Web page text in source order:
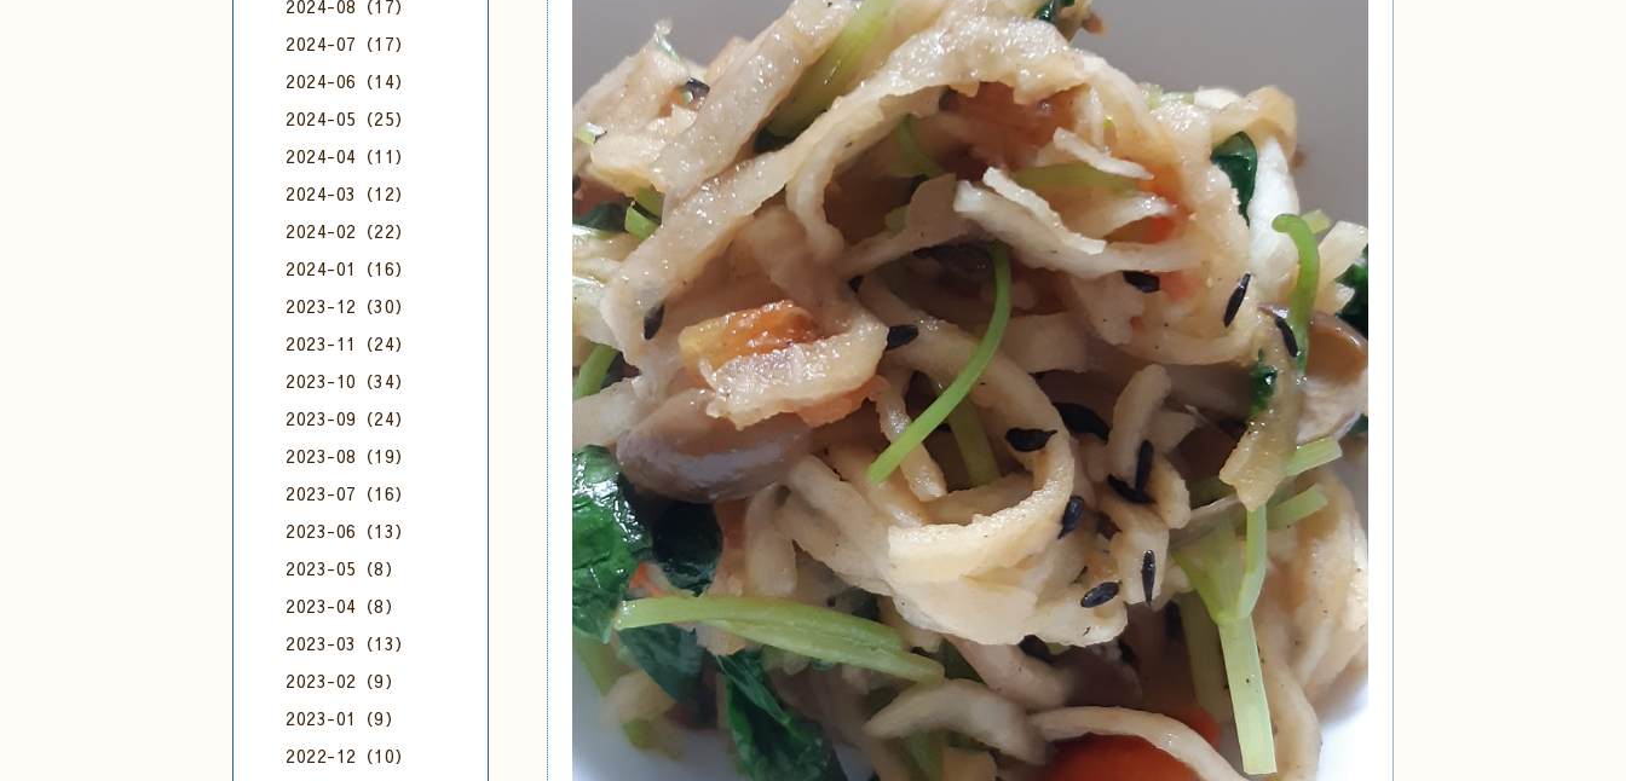
2024-08（17）
2024-07（17）
2024-06（14）
2024-05（25）
2024-04（11）
2024-03（12）
2024-02（22）
2024-01（16）
2023-12（30）
2023-11（24）
2023-10（34）
2023-09（24）
2023-08（19）
2023-07（16）
2023-06（13）
2023-05（8）
2023-04（8）
2023-03（13）
2023-02（9）
2023-01（9）
2022-12（10）